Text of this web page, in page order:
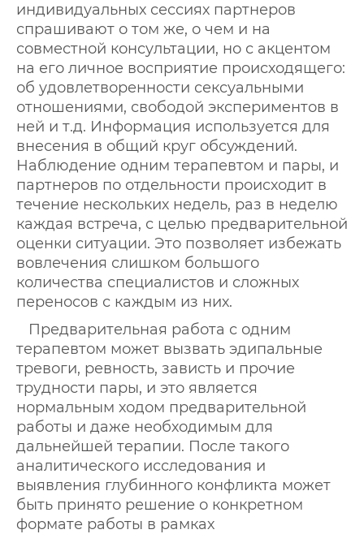
индивидуальных сессиях партнеров
спрашивают о том же, о чем и на
совместной консультации, но с акцентом
на его личное восприятие происходящего:
об удовлетворенности сексуальными
отношениями, свободой экспериментов в
ней и т.д. Информация используется для
внесения в общий круг обсуждений.
Наблюдение одним терапевтом и пары, и
партнеров по отдельности происходит в
течение нескольких недель, раз в неделю
каждая встреча, с целью предварительной
оценки ситуации. Это позволяет избежать
вовлечения слишком большого
количества специалистов и сложных
переносов с каждым из них.
Предварительная работа с одним
терапевтом может вызвать эдипальные
тревоги, ревность, зависть и прочие
трудности пары, и это является
нормальным ходом предварительной
работы и даже необходимым для
дальнейшей терапии. После такого
аналитического исследования и
выявления глубинного конфликта может
быть принято решение о конкретном
формате работы в рамках